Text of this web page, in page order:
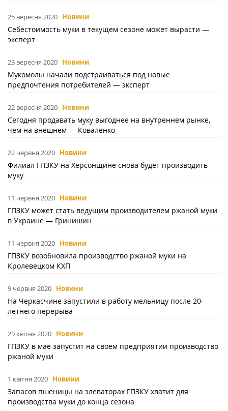
25 вересня 2020 Новини
Себестоимость муки в текущем сезоне может вырасти —
эксперт
23 вересня 2020 Новини
Мукомолы начали подстраиваться под новые
предпочтения потребителей — эксперт
22 вересня 2020 Новини
Сегодня продавать муку выгоднее на внутреннем рынке,
чем на внешнем — Коваленко
22 червня 2020 Новини
Филиал ГПЗКУ на Херсонщине снова будет производить
муку
11 червня 2020 Новини
ГПЗКУ может стать ведущим производителем ржаной муки
в Украине — Гринишин
11 червня 2020 Новини
ГПЗКУ возобновила производство ржаной муки на
Кролевецком КХП
9 червня 2020 Новини
На Черкасчине запустили в работу мельницу после 20-
летнего перерыва
29 квітня 2020 Новини
ГПЗКУ в мае запустит на своем предприятии производство
ржаной муки
1 квітня 2020 Новини
Запасов пшеницы на элеваторах ГПЗКУ хватит для
производства муки до конца сезона